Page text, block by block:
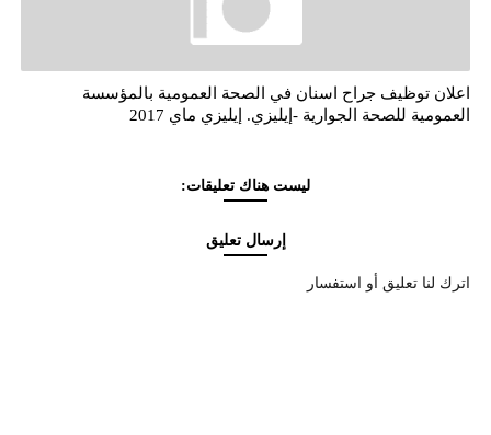
اعلان توظيف جراح اسنان في الصحة العمومية بالمؤسسة
العمومية للصحة الجوارية -إيليزي. إيليزي ماي 2017
ليست هناك تعليقات:
إرسال تعليق
اترك لنا تعليق أو استفسار